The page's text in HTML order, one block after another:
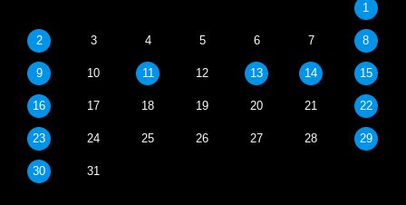
1
2 3 4 5 6 7 8
9 10 11 12 13 14 15
16 17 18 19 20 21 22
23 24 25 26 27 28 29
30 31